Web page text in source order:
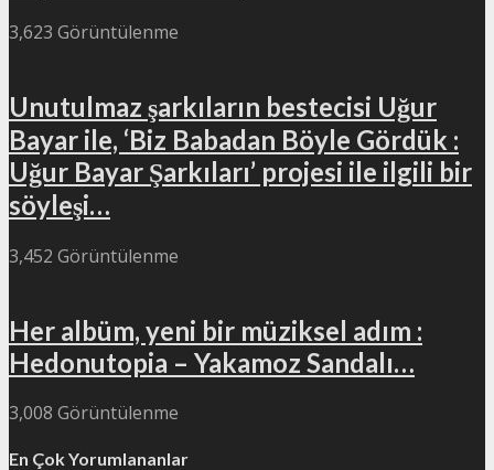
3,623 Görüntülenme
Unutulmaz şarkıların bestecisi Uğur
Bayar ile, ‘Biz Babadan Böyle Gördük :
Uğur Bayar Şarkıları’ projesi ile ilgili bir
söyleşi…
3,452 Görüntülenme
Her albüm, yeni bir müziksel adım :
Hedonutopia – Yakamoz Sandalı…
3,008 Görüntülenme
En Çok Yorumlananlar